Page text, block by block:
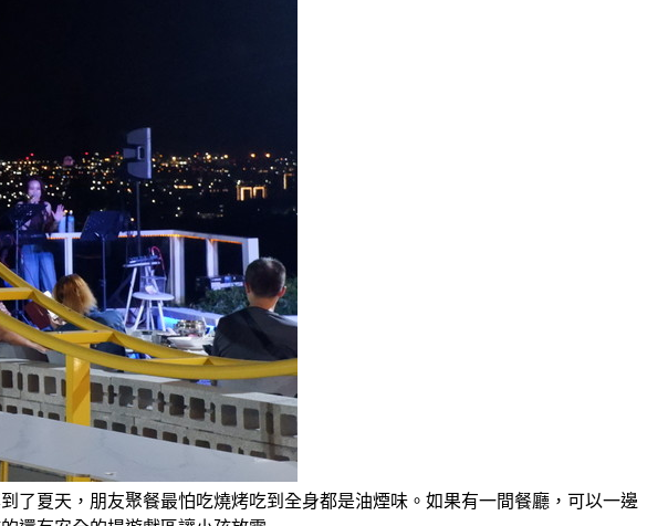
了夏天，朋友聚餐最怕吃燒烤吃到全身都是油煙味。如果有一間餐廳，可以一邊